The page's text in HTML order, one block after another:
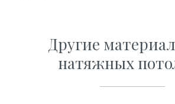
часто его используют в нежилых
Традиционный натяжной потолок
подходит для монтажа в
влажностью. Вы можете смело
Другие
натяжных